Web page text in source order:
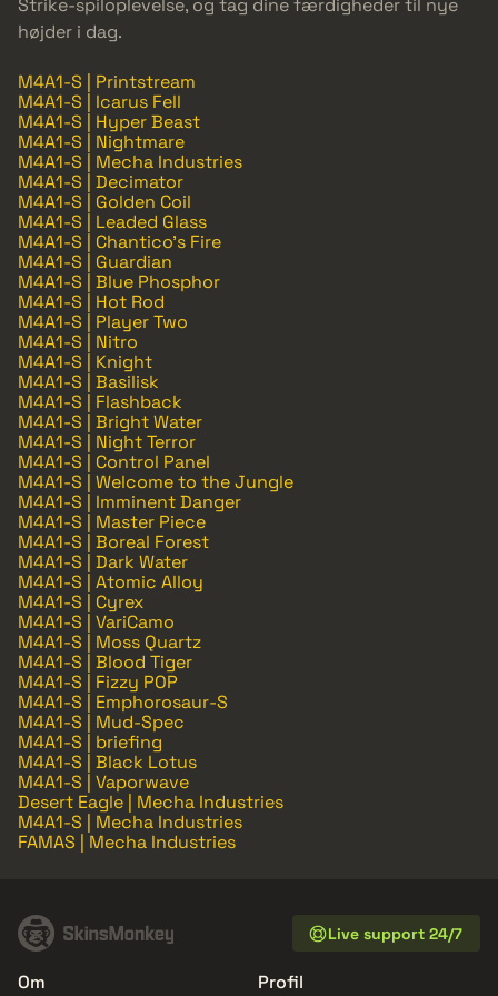
Strike-spiloplevelse, og tag dine færdigheder til nye
højder i dag.
M4A1-S | Printstream
M4A1-S | Icarus Fell
M4A1-S | Hyper Beast
M4A1-S | Nightmare
M4A1-S | Mecha Industries
M4A1-S | Decimator
M4A1-S | Golden Coil
M4A1-S | Leaded Glass
M4A1-S | Chantico's Fire
M4A1-S | Guardian
M4A1-S | Blue Phosphor
M4A1-S | Hot Rod
M4A1-S | Player Two
M4A1-S | Nitro
M4A1-S | Knight
M4A1-S | Basilisk
M4A1-S | Flashback
M4A1-S | Bright Water
M4A1-S | Night Terror
M4A1-S | Control Panel
M4A1-S | Welcome to the Jungle
M4A1-S | Imminent Danger
M4A1-S | Master Piece
M4A1-S | Boreal Forest
M4A1-S | Dark Water
M4A1-S | Atomic Alloy
M4A1-S | Cyrex
M4A1-S | VariCamo
M4A1-S | Moss Quartz
M4A1-S | Blood Tiger
M4A1-S | Fizzy POP
M4A1-S | Emphorosaur-S
M4A1-S | Mud-Spec
M4A1-S | briefing
M4A1-S | Black Lotus
M4A1-S | Vaporwave
Desert Eagle | Mecha Industries
M4A1-S | Mecha Industries
FAMAS | Mecha Industries
Live support 24/7
Om
Profil